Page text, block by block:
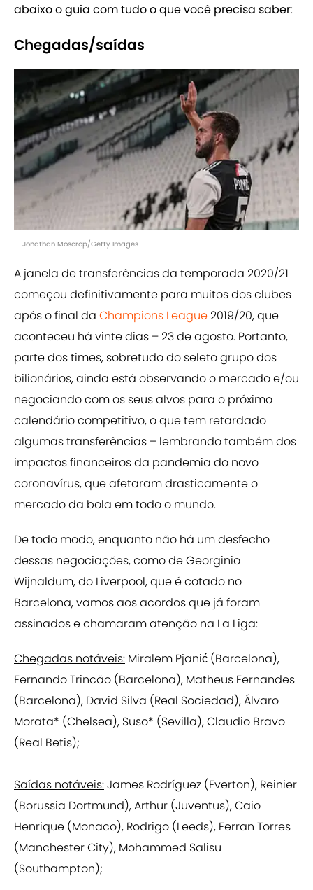
abaixo o guia com tudo o que você precisa saber:
Chegadas/saídas
Jonathan Moscrop/Getty Images
A janela de transferências da temporada 2020/21
começou definitivamente para muitos dos clubes
após o final da Champions League2019/20, que
aconteceu há vinte dias – 23 de agosto. Portanto,
parte dos times, sobretudo do seleto grupo dos
bilionários, ainda está observando o mercado e/ou
negociando com os seus alvos para o próximo
calendário competitivo, o que tem retardado
algumas transferências – lembrando também dos
impactos financeiros da pandemia do novo
coronavírus, que afetaram drasticamente o
mercado da bola em todo o mundo.
De todo modo, enquanto não há um desfecho
dessas negociações, como de Georginio
Wijnaldum, do Liverpool, que é cotado no
Barcelona, vamos aos acordos que já foram
assinados e chamaram atenção na La Liga:
Chegadas notáveis: Miralem Pjanić (Barcelona),
Fernando Trincão (Barcelona), Matheus Fernandes
(Barcelona), David Silva (Real Sociedad), Álvaro
Morata* (Chelsea), Suso* (Sevilla), Claudio Bravo
(Real Betis);
Saídas notáveis:James Rodríguez (Everton), Reinier
(Borussia Dortmund), Arthur (Juventus), Caio
Henrique (Monaco), Rodrigo (Leeds), Ferran Torres
(Manchester City), Mohammed Salisu
(Southampton);